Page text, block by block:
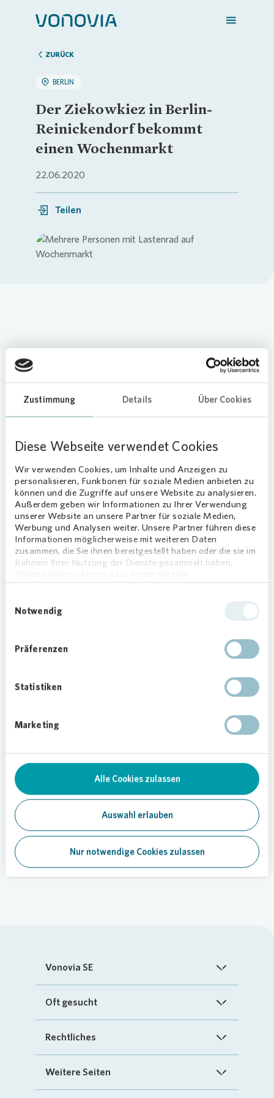
Zustimmung Details Über Cookies
Diese Webseite verwendet Cookies
Wir verwenden Cookies, um Inhalte und Anzeigen zu
personalisieren, Funktionen für soziale Medien anbieten zu
können und die Zugriffe auf unsere Website zu analysieren.
Außerdem geben wir Informationen zu Ihrer Verwendung
unserer Website an unsere Partner für soziale Medien,
Werbung und Analysen weiter. Unsere Partner führen diese
Informationen möglicherweise mit weiteren Daten
zusammen, die Sie ihnen bereitgestellt haben oder die sie im
Rahmen Ihrer Nutzung der Dienste gesammelt haben.
Notwendig
Präferenzen
Statistiken
Marketing
Alle Cookies zulassen
Auswahl erlauben
Nur notwendige Cookies zulassen
Zuhause finden
Mein Zuhause
Meine Stadt
ZURÜCK
BERLIN
Der Ziekowkiez in Berlin-
Reinickendorf bekommt
einen Wochenmarkt
22.06.2020
Teilen
Im Reinickendorfer Ziekowkiez fand am
Groß und Klein, Jung und Alt haben die
neue Wochenmarkt auf dem Platz vor
dem Jovo-Treff zu bieten hat. Als
Initiator begrüßte Sebastian Krüger,
Regionalbereichsleiter Berlin Nord bei
Vonovia, neben zahlreichen
Anwohnerinnen und Anwohnern auch
Bezirksbürgermeister Frank Balzer
(CDU). Ab sofort ist nun im Ziekowkiez
Lebensmittel, frisches Obst und Gemüse,
sowie Textilien und Haushaltswaren an.
Teilen
Quartier
Vonovia SE
Startseite
Investoren
Oft gesucht
FAQ
„Mein Vonovia“ App
Rechtliches
Impressum
Weitere Seiten